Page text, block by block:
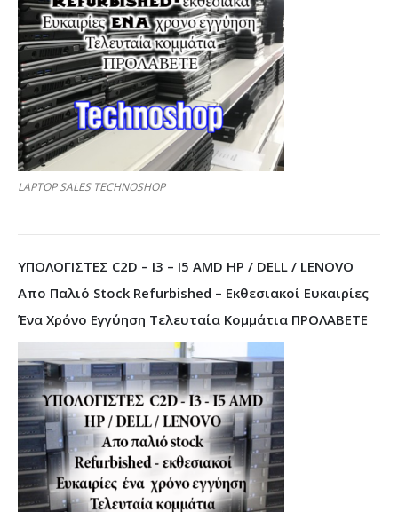
LAPTOP SALES TECHNOSHOP
ΥΠΟΛΟΓΙΣΤΕΣ C2D – I3 – I5 AMD HP / DELL / LENOVO
Απο Παλιό Stock Refurbished – Εκθεσιακοί Ευκαιρίες
Ένα Χρόνο Εγγύηση Τελευταία Κομμάτια ΠΡΟΛΑΒΕΤΕ